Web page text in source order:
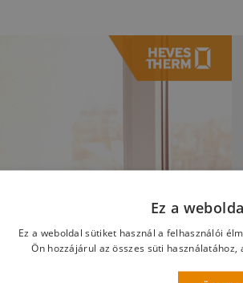
Ez a
Ez a weboldal sütiket használ a felhasználói
Ön hozzájárul az összes süti